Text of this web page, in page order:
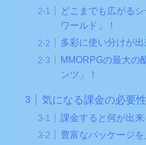
どこまでも広がる
ワールド」！
多彩に使い分けが出
MMORPGの最大の
ンツ」！
気になる課金の必要
課金すると何が出来
豊富なパッケージを